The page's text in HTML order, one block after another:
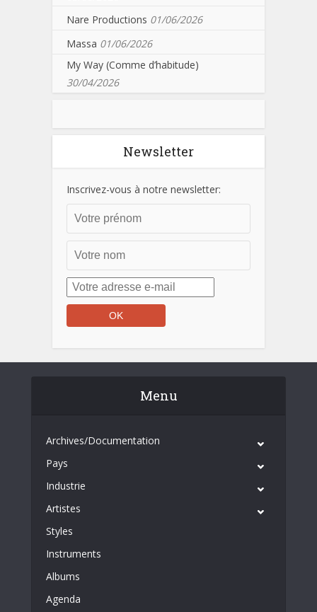
Nare Productions 01/06/2026
Massa 01/06/2026
My Way (Comme d’habitude)
30/04/2026
Newsletter
Inscrivez-vous à notre newsletter:
Menu
Archives/Documentation
Pays
Industrie
Artistes
Styles
Instruments
Albums
Agenda